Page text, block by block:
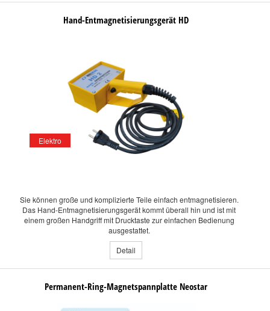
Hand-Entmagnetisierungsgerät HD
Elektro
Sie können große und komplizierte Teile einfach entmagnetisieren.
Das Hand-Entmagnetisierungsgerät kommt überall hin und ist mit
einem großen Handgriff mit Drucktaste zur einfachen Bedienung
ausgestattet.
Detail
Permanent-Ring-Magnetspannplatte Neostar